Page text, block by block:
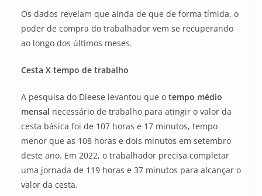
Os dados revelam que ainda de que de forma tímida, o
poder de compra do trabalhador vem se recuperando
ao longo dos últimos meses.
Cesta X tempo de trabalho
A pesquisa do Dieese levantou que o tempo médio
mensal necessário de trabalho para atingir o valor da
cesta básica foi de 107 horas e 17 minutos, tempo
menor que as 108 horas e dois minutos em setembro
deste ano. Em 2022, o trabalhador precisa completar
uma jornada de 119 horas e 37 minutos para alcançar o
valor da cesta.